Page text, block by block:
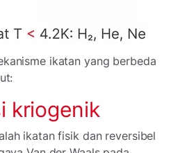
ikatan yang berbeda
kriogenik
ikatan fisik dan reversibel